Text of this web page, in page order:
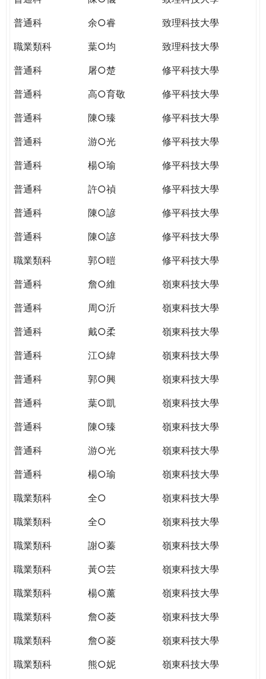
普通科
余○睿
致理科技大學
職業類科
葉○均
致理科技大學
普通科
屠○楚
修平科技大學
普通科
高○育敬
修平科技大學
普通科
陳○臻
修平科技大學
普通科
游○光
修平科技大學
普通科
楊○瑜
修平科技大學
普通科
許○禎
修平科技大學
普通科
陳○諺
修平科技大學
普通科
陳○諺
修平科技大學
職業類科
郭○暟
修平科技大學
普通科
詹○維
嶺東科技大學
普通科
周○沂
嶺東科技大學
普通科
戴○柔
嶺東科技大學
普通科
江○緯
嶺東科技大學
普通科
郭○興
嶺東科技大學
普通科
葉○凱
嶺東科技大學
普通科
陳○臻
嶺東科技大學
普通科
游○光
嶺東科技大學
普通科
楊○瑜
嶺東科技大學
職業類科
全○
嶺東科技大學
職業類科
全○
嶺東科技大學
職業類科
謝○蓁
嶺東科技大學
職業類科
黃○芸
嶺東科技大學
職業類科
楊○薰
嶺東科技大學
職業類科
詹○菱
嶺東科技大學
職業類科
詹○菱
嶺東科技大學
職業類科
熊○妮
嶺東科技大學